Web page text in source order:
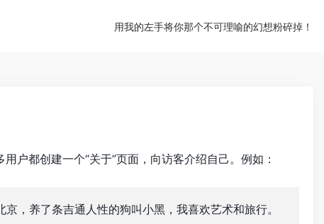
用我的左手将你那个不可理喻的幻想粉碎掉！
户都创建一个“关于”页面，向访客介绍自己。例如：
，养了条吉通人性的狗叫小黑，我喜欢艺术和旅行。